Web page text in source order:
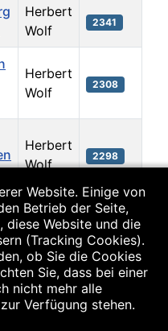
Herbert
Wolf
2341
Herbert
Wolf
2308
Herbert
Wolf
2298
Herbert
Wolf
2462
Herbert
Wolf
2404
Website. Einige von
Betrieb der Seite,
diese Website und die
(Tracking Cookies).
ob Sie die Cookies
Sie, dass bei einer
nicht mehr alle
Verfügung stehen.